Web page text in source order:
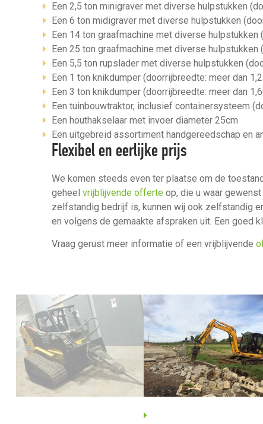
Een 2,5 ton minigraver met diverse hulpstukken
Een 6 ton midigraver met diverse hulpstukken
Een 14 ton graafmachine met diverse hulpstukken
Een 25 ton graafmachine met diverse hulpstukken
Een 5,5 ton rupslader met diverse hulpstukken
Een 1 ton knikdumper (doorrijbreedte: meer dan
Een 3 ton knikdumper (doorrijbreedte: meer dan
Een tuinbouwtraktor, inclusief containersysteem
Een houthakselaar met invoer diameter 25cm
Een uitgebreid assortiment handgereedschap en
Flexibel en eerlijke prijs
We komen steeds even ter plaatse om de
geheel vrijblijvende offerte op, die u waar
zelfstandig bedrijf is, kunnen wij ook zelfstandig
en volgens de gemaakte afspraken uit. Een goed
Vraag gerust meer informatie of een vrijblijvende